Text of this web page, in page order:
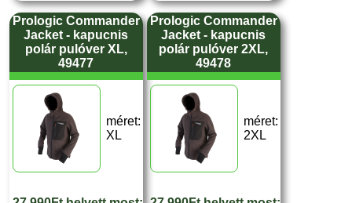
Prologic Commander
Jacket - kapucnis
polár pulóver XL,
49477
méret:
XL
Prologic Commander
Jacket - kapucnis
polár pulóver 2XL,
49478
méret:
2XL